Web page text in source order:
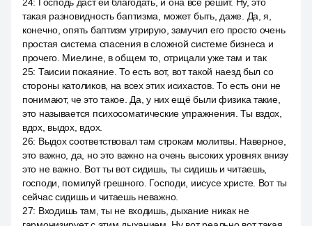
такая разновидность баптизма, может быть, даже. Да, я,
конечно, опять баптизм утрирую, замучил его просто очень
простая система спасения в сложной системе бизнеса и
прочего. Миелине, в общем то, отрицали уже там и так
25: Таисии покаяние. То есть вот, вот такой наезд был со
стороны католиков, на всех этих исихастов. То есть они не
понимают, че это такое. Да, у них ещё были физика такие,
это называется психосоматические упражнения. Ты вздох,
вдох, выдох, вдох.
26: Выдох соответствовал там строкам молитвы. Наверное,
это важно, да, но это важно на очень высоких уровнях внизу
это не важно. Вот ты вот сидишь, ты сидишь и читаешь,
господи, помилуй грешного. Господи, иисусе христе. Вот ты
сейчас сидишь и читаешь неважно.
27: Входишь там, ты не входишь, дыхание никак не